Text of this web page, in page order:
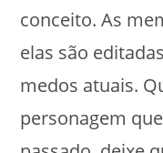
conceito. As
elas são
medos atuais.
personagem